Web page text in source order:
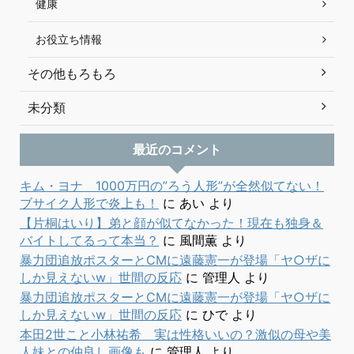
健康
お役立ち情報
その他もろもろ
未分類
最近のコメント
キム・ヨナ 1000万円の”ろう人形”が全然似てない！
ブサイク人形で炎上も！
に あい より
【片桐はいり】弟と顔が似てなかった！現在も独身＆
バイトしてるって本当？ に 風間薫 より
暴力団追放ポスターとCMに遠藤憲一が登場「ヤ○ザに
しか見えないw」世間の反応 に 管理人 より
暴力団追放ポスターとCMに遠藤憲一が登場「ヤ○ザに
しか見えないw」世間の反応 に ひでより
本田2世こと小林祐希 実は性格いいの？激似の母や美